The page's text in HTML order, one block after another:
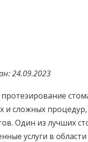
24.09.2023
и сложных
Один из лучших
услуги в